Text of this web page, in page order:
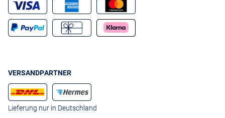
VERSANDPARTNER
Lieferung nur in Deutschland